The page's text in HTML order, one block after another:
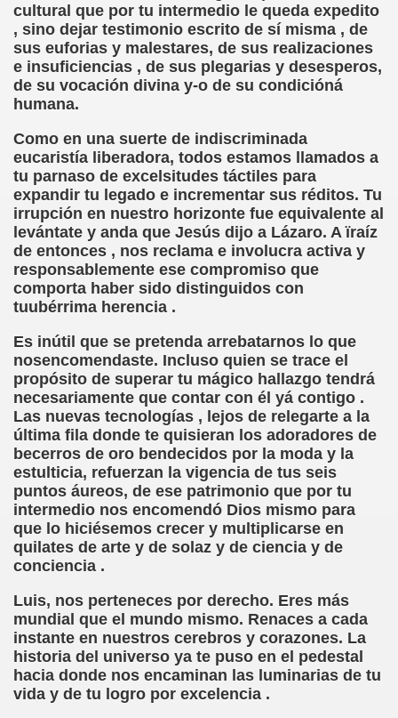
cultural que por tu intermedio le queda expedito
, sino dejar testimonio escrito de sí misma , de
sus euforias y malestares, de sus realizaciones
e insuficiencias , de sus plegarias y desesperos,
de su vocación divina y-o de su condicióná
humana.
Como en una suerte de indiscriminada
eucaristía liberadora, todos estamos llamados a
tu parnaso de excelsitudes táctiles para
expandir tu legado e incrementar sus réditos. Tu
irrupción en nuestro horizonte fue equivalente al
levántate y anda que Jesús dijo a Lázaro. A ïraíz
de entonces , nos reclama e involucra activa y
responsablemente ese compromiso que
comporta haber sido distinguidos con
tuubérrima herencia .
Es inútil que se pretenda arrebatarnos lo que
nosencomendaste. Incluso quien se trace el
propósito de superar tu mágico hallazgo tendrá
necesariamente que contar con él yá contigo .
Las nuevas tecnologías , lejos de relegarte a la
última fila donde te quisieran los adoradores de
becerros de oro bendecidos por la moda y la
estulticia, refuerzan la vigencia de tus seis
puntos áureos, de ese patrimonio que por tu
intermedio nos encomendó Dios mismo para
que lo hiciésemos crecer y multiplicarse en
quilates de arte y de solaz y de ciencia y de
conciencia .
Luis, nos perteneces por derecho. Eres más
mundial que el mundo mismo. Renaces a cada
instante en nuestros cerebros y corazones. La
historia del universo ya te puso en el pedestal
hacia donde nos encaminan las luminarias de tu
vida y de tu logro por excelencia .
de Obstáculos (Juurmaa, J.)
de Escritura Táctil para Lectores con Ceguera o
de Hombres Ilustres de París (César Puente)
Maestro (F. Javier Bernal García)
Vicente (F. Javier Bernal)
Paz)
Figueroa)
(Puri Águila)
las Oposiciones (Elena Rodrigo)
(Luis Eduardo Martínez)
de la Educación Especial de la Mano de
Mi Vida (Teresa Bornez Abascal)
Pérez)
Ayudar a Personas con Discapacidad Visual
(Pedro Zurita)
sánchez Herrero)
Cuetos Suárez)
Otero)